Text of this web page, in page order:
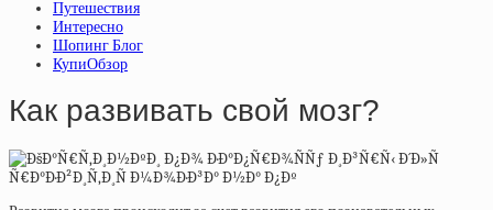
Путешествия
Интересно
Шопинг Блог
КупиОбзор
Как развивать свой мозг?